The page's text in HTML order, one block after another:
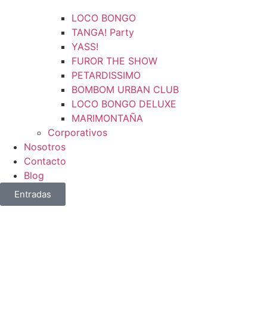
LOCO BONGO
TANGA! Party
YASS!
FUROR THE SHOW
PETARDISSIMO
BOMBOM URBAN CLUB
LOCO BONGO DELUXE
MARIMONTAÑA
Corporativos
Nosotros
Contacto
Blog
Entradas